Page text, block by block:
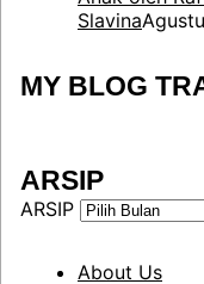
Slavina
MY BLOG
ARSIP
ARSIP
About Us